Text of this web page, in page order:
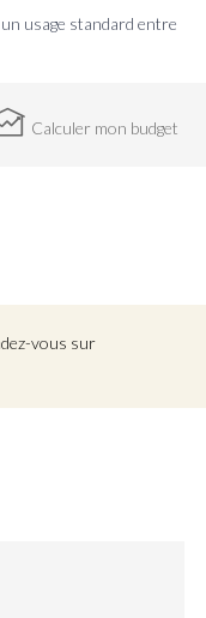
usage standard entre
Calculer mon budget
vous sur